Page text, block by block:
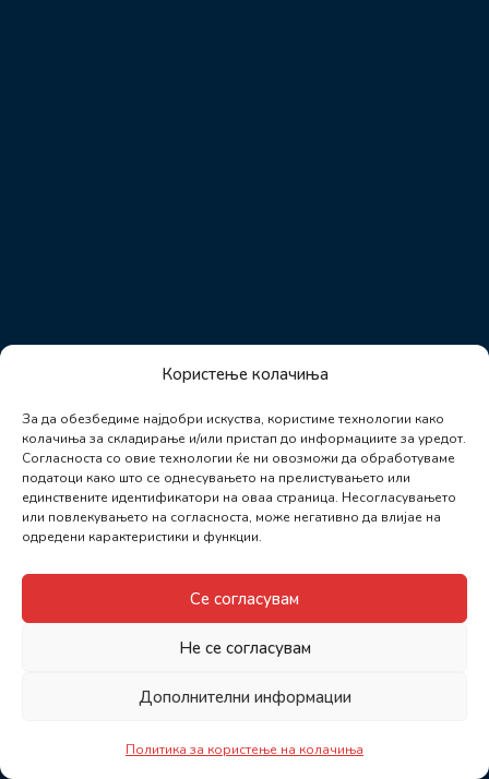
Користење колачиња
За да обезбедиме најдобри искуства, користиме технологии како
колачиња за складирање и/или пристап до информациите за уредот.
Согласноста со овие технологии ќе ни овозможи да обработуваме
податоци како што се однесувањето на прелистувањето или
единствените идентификатори на оваа страница. Несогласувањето
или повлекувањето на согласноста, може негативно да влијае на
одредени карактеристики и функции.
Се согласувам
Не се согласувам
Дополнителни информации
Политика за користење на колачиња